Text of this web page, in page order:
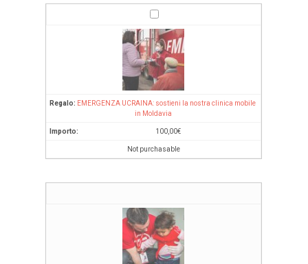
EMERGENZA UCRAINA: sostieni la nostra clinica mobile
in Moldavia
100,00€
Not purchasable